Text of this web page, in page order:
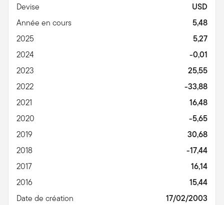
Devise
USD
Année en cours
5,48
2025
5,27
2024
-0,01
2023
25,55
2022
-33,88
2021
16,48
2020
-5,65
2019
30,68
2018
-17,44
2017
16,14
2016
15,44
Date de création
17/02/2003